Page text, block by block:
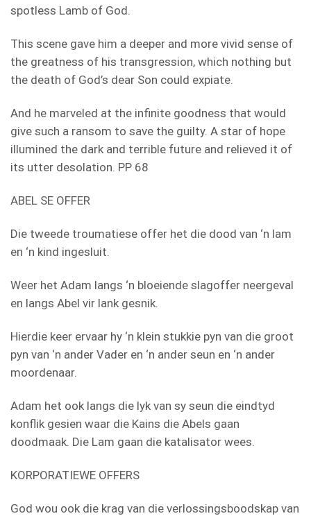
spotless Lamb of God.
This scene gave him a deeper and more vivid sense of
the greatness of his transgression, which nothing but
the death of God’s dear Son could expiate.
And he marveled at the infinite goodness that would
give such a ransom to save the guilty. A star of hope
illumined the dark and terrible future and relieved it of
its utter desolation. PP 68
ABEL SE OFFER
Die tweede troumatiese offer het die dood van ‘n lam
en ‘n kind ingesluit.
Weer het Adam langs ‘n bloeiende slagoffer neergeval
en langs Abel vir lank gesnik.
Hierdie keer ervaar hy ‘n klein stukkie pyn van die groot
pyn van ‘n ander Vader en ‘n ander seun en ‘n ander
moordenaar.
Adam het ook langs die lyk van sy seun die eindtyd
konflik gesien waar die Kains die Abels gaan
doodmaak. Die Lam gaan die katalisator wees.
KORPORATIEWE OFFERS
God wou ook die krag van die verlossingsboodskap van